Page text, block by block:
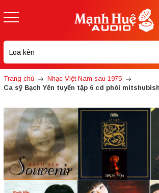
Trang chủ
Nhạc Việt Nam sau 1975
Ca sỹ Bạch Yến tuyển tập 6 cd phôi